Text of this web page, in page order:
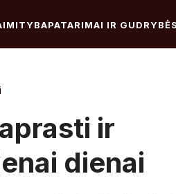
MITYBAPATARIMAI IR
ir
dienai